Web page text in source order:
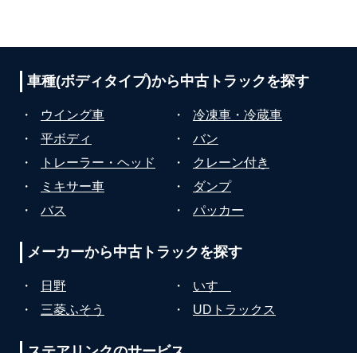
車種(ボディタイプ)から中古トラックを探す
・ ウイング車 ・
冷凍車・冷蔵車
・
平ボディ ・
バン
・
トレーラー・ヘッド ・
クレーン付き
・
ミキサー車 ・
ダンプ
・
バス ・ パッカー
メーカーから中古トラックを探す
・ 日野 ・
いすゞ
・
三菱ふそう ・ UDトラックス